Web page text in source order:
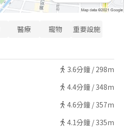
醫療 寵物 重要設施
3.6分鐘 / 298m
4.4分鐘 / 348m
4.6分鐘 / 357m
4.1分鐘 / 335m